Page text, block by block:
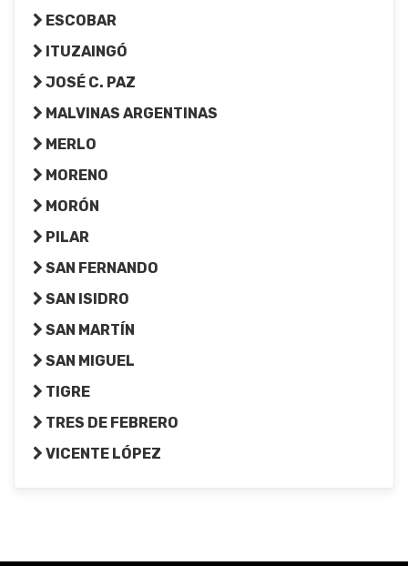
ESCOBAR
ITUZAINGÓ
JOSÉ C. PAZ
MALVINAS ARGENTINAS
MERLO
MORENO
MORÓN
PILAR
SAN FERNANDO
SAN ISIDRO
SAN MARTÍN
SAN MIGUEL
TIGRE
TRES DE FEBRERO
VICENTE LÓPEZ